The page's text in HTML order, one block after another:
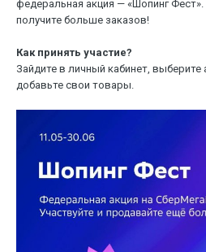
федеральная акция — «Шопинг
получите больше заказов!
Как принять участие?
Зайдите в личный кабинет,
добавьте свои товары.